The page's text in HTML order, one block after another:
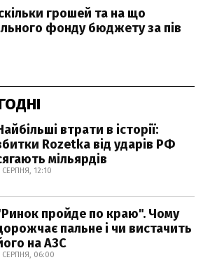
грошей та на що
фонду бюджету за пів
втрати в історії:
Rozetka від ударів РФ
мільярдів
СЕРПНЯ, 12:10
пройде по краю". Чому
пальне і чи вистачить
на АЗС
СЕРПНЯ, 06:00